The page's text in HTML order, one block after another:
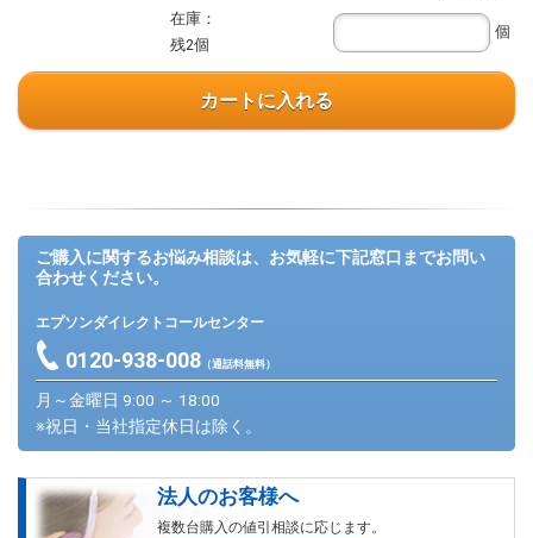
在庫：
残2個
個
カートに入れる
ご購入に関するお悩み相談は、お気軽に下記窓口までお問い
合わせください。
エプソンダイレクトコールセンター
0120-938-008（通話料無料）
月～金曜日 9:00 ～ 18:00
※祝日・当社指定休日は除く。
法人のお客様へ
複数台購入の値引相談に応じます。